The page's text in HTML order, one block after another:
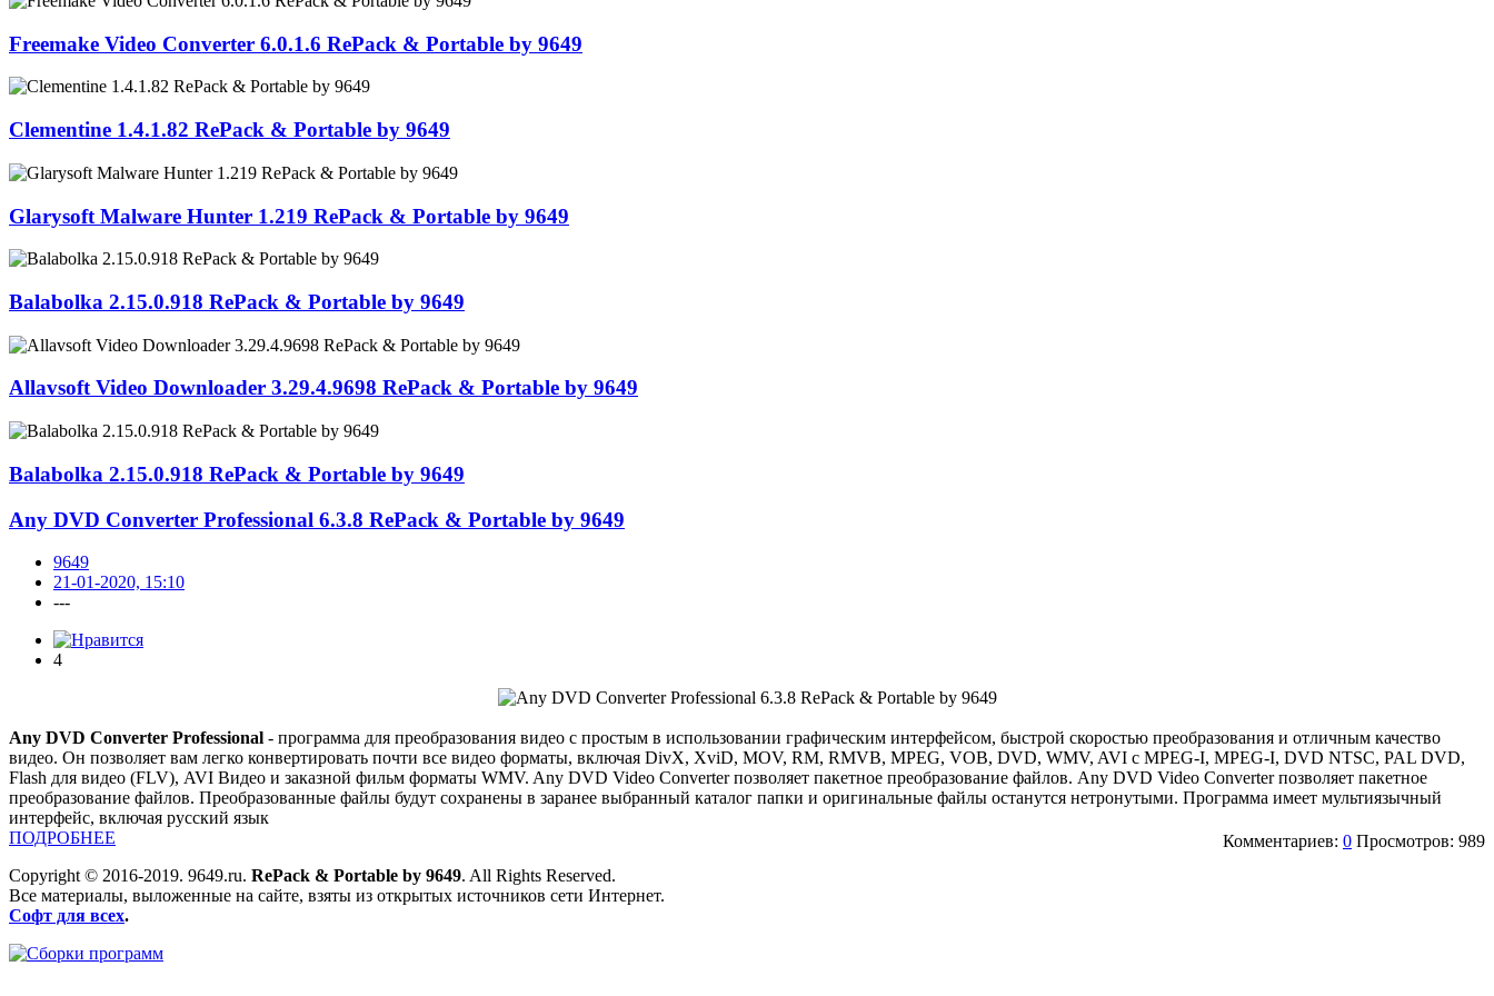
Freemake Video Converter 6.0.1.6 RePack & Portable by 9649
Clementine 1.4.1.82 RePack & Portable by 9649
Glarysoft Malware Hunter 1.219 RePack & Portable by 9649
Balabolka 2.15.0.918 RePack & Portable by 9649
Allavsoft Video Downloader 3.29.4.9698 RePack & Portable by 9649
Balabolka 2.15.0.918 RePack & Portable by 9649
Any DVD Converter Professional 6.3.8 RePack & Portable by 9649
9649
21-01-2020, 15:10
---
4
Any DVD Converter Professional - программа для преобразования видео с простым в использовании графическим интерфейсом, быстрой скоростью преобразования и отличным качество
видео. Он позволяет вам легко конвертировать почти все видео форматы, включая DivX, XviD, MOV, RM, RMVB, MPEG, VOB, DVD, WMV, AVI с MPEG-I, MPEG-I, DVD NTSC, PAL DVD,
Flash для видео (FLV), AVI Видео и заказной фильм форматы WMV. Any DVD Video Converter позволяет пакетное преобразование файлов. Any DVD Video Converter позволяет пакетное
преобразование файлов. Преобразованные файлы будут сохранены в заранее выбранный каталог папки и оригинальные файлы останутся нетронутыми. Программа имеет мультиязычный
интерфейс, включая русский язык
ПОДРОБНЕЕ
Комментариев: 0 Просмотров: 989
Copyright © 2016-2019. 9649.ru. RePack & Portable by 9649. All Rights Reserved.
Все материалы, выложенные на сайте, взяты из открытых источников сети Интернет.
Софт для всех.